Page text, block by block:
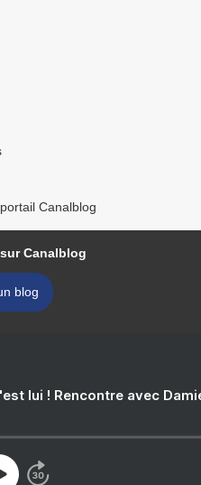
Canalblog
Canalblog
blog
lui ! Rencontre avec